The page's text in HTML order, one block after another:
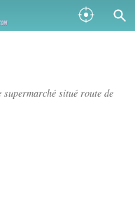
situé route de